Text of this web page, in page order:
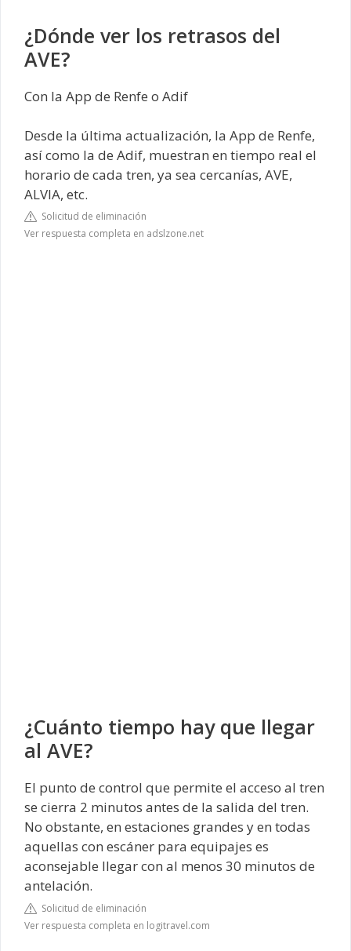
¿Dónde ver los retrasos del
AVE?
Con la App de Renfe o Adif
Desde la última actualización, la App de Renfe,
así como la de Adif, muestran en tiempo real el
horario de cada tren, ya sea cercanías, AVE,
ALVIA, etc.
Solicitud de eliminación
Ver respuesta completa en adslzone.net
¿Cuánto tiempo hay que llegar
al AVE?
El punto de control que permite el acceso al tren
se cierra 2 minutos antes de la salida del tren.
No obstante, en estaciones grandes y en todas
aquellas con escáner para equipajes es
aconsejable llegar con al menos 30 minutos de
antelación.
Solicitud de eliminación
Ver respuesta completa en logitravel.com